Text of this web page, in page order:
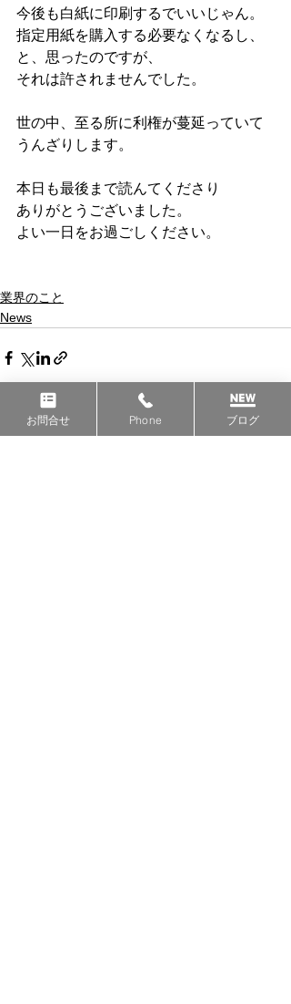
今後も白紙に印刷するでいいじゃん。
指定用紙を購入する必要なくなるし、
と、思ったのですが、
それは許されませんでした。
世の中、至る所に利権が蔓延っていて
うんざりします。
本日も最後まで読んてくださり
ありがとうございました。
よい一日をお過ごしください。
業界のこと
News
お問合せ Phone ブログ